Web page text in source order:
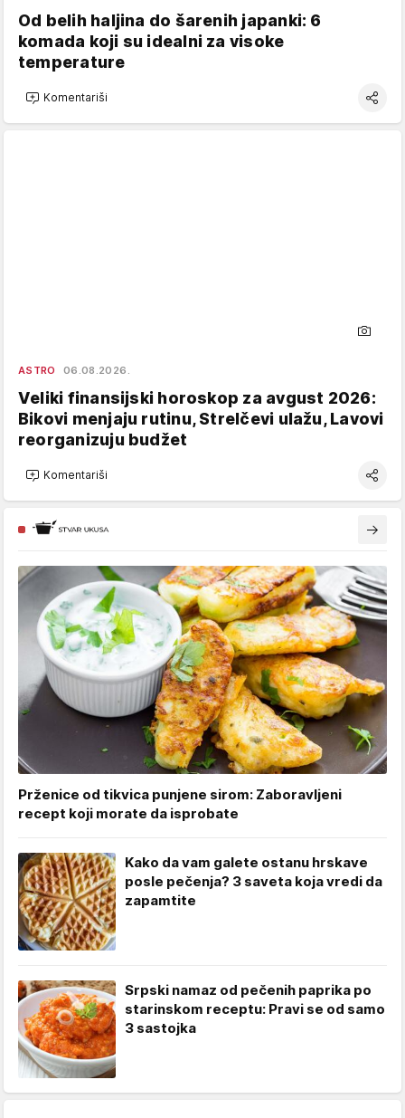
Od belih haljina do šarenih japanki: 6
komada koji su idealni za visoke
temperature
Komentariši
ASTRO 06.08.2026.
Veliki finansijski horoskop za avgust 2026:
Bikovi menjaju rutinu, Strelčevi ulažu, Lavovi
reorganizuju budžet
Komentariši
Prženice od tikvica punjene sirom: Zaboravljeni
recept koji morate da isprobate
Kako da vam galete ostanu hrskave
posle pečenja? 3 saveta koja vredi da
zapamtite
Srpski namaz od pečenih paprika po
starinskom receptu: Pravi se od samo
3 sastojka